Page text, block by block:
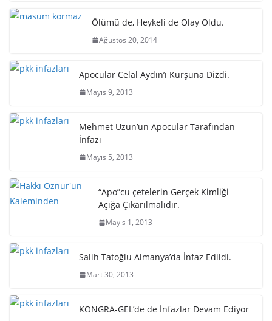
Ölümü de, Heykeli de Olay Oldu.
Ağustos 20, 2014
Apocular Celal Aydın’ı Kurşuna Dizdi.
Mayıs 9, 2013
Mehmet Uzun’un Apocular Tarafından
İnfazı
Mayıs 5, 2013
“Apo”cu çetelerin Gerçek Kimliği
Açığa Çıkarılmalıdır.
Mayıs 1, 2013
Salih Tatoğlu Almanya’da İnfaz Edildi.
Mart 30, 2013
KONGRA-GEL’de de İnfazlar Devam Ediyor